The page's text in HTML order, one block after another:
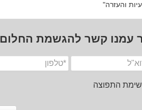
והעזרה"
עמנו קשר להגשמת החלום
התפוצה